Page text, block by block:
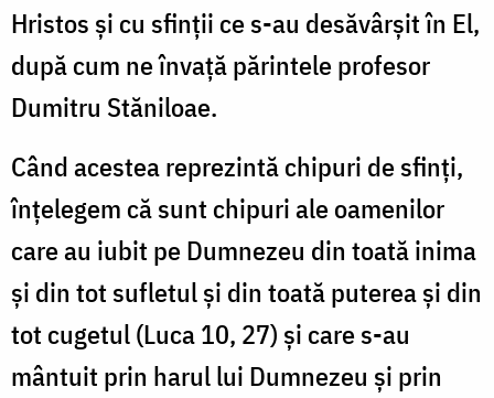
Hristos şi cu sfinţii ce s-au desăvârşit în El,
după cum ne învaţă părintele profesor
Dumitru Stăniloae.
Când acestea reprezintă chipuri de sfinţi,
înţelegem că sunt chipuri ale oamenilor
care au iubit pe Dumnezeu din toată inima
şi din tot sufletul şi din toată puterea şi din
tot cugetul (Luca 10, 27) şi care s-au
mântuit prin harul lui Dumnezeu şi prin